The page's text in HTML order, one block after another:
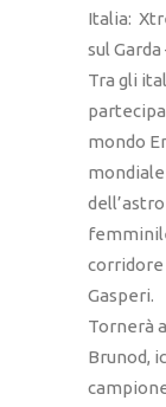
Italia:
sul
Tra gli
mondo
corridore
Gasperi.
Tornerà
Brunod,